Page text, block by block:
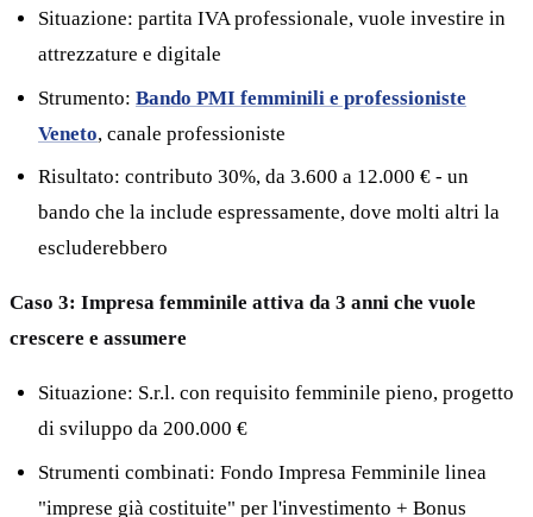
Situazione: partita IVA professionale, vuole investire in
attrezzature e digitale
Strumento: Bando PMI femminili e professioniste
Veneto, canale professioniste
Risultato: contributo 30%, da 3.600 a 12.000 € - un
bando che la include espressamente, dove molti altri la
escluderebbero
Caso 3: Impresa femminile attiva da 3 anni che vuole
crescere e assumere
Situazione: S.r.l. con requisito femminile pieno, progetto
di sviluppo da 200.000 €
Strumenti combinati: Fondo Impresa Femminile linea
"imprese già costituite" per l'investimento + Bonus